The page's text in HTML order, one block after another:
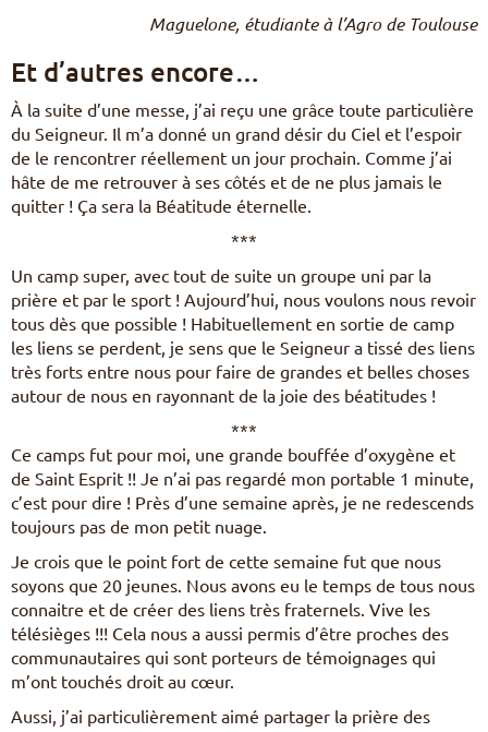
Maguelone, étudiante à l’Agro de Toulouse
Et d’autres encore…
À la suite d’une messe, j’ai reçu une grâce toute particulière
du Seigneur. Il m’a donné un grand désir du Ciel et l’espoir
de le rencontrer réellement un jour prochain. Comme j’ai
hâte de me retrouver à ses côtés et de ne plus jamais le
quitter ! Ça sera la Béatitude éternelle.
***
Un camp super, avec tout de suite un groupe uni par la
prière et par le sport ! Aujourd’hui, nous voulons nous revoir
tous dès que possible ! Habituellement en sortie de camp
les liens se perdent, je sens que le Seigneur a tissé des liens
très forts entre nous pour faire de grandes et belles choses
autour de nous en rayonnant de la joie des béatitudes !
***
Ce camps fut pour moi, une grande bouffée d’oxygène et
de Saint Esprit !! Je n’ai pas regardé mon portable 1 minute,
c’est pour dire ! Près d’une semaine après, je ne redescends
toujours pas de mon petit nuage.
Je crois que le point fort de cette semaine fut que nous
soyons que 20 jeunes. Nous avons eu le temps de tous nous
connaitre et de créer des liens très fraternels. Vive les
télésièges !!! Cela nous a aussi permis d’être proches des
communautaires qui sont porteurs de témoignages qui
m’ont touchés droit au cœur.
Aussi, j’ai particulièrement aimé partager la prière des